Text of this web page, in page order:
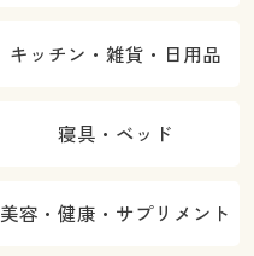
キッチン・雑貨・日用品
寝具・ベッド
美容・健康・サプリメント